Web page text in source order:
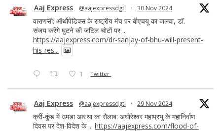
Aaj Express @aajexpressdgtl · 30 Nov 2024
वाराणसी: ऑर्थोपेडिक्स के राष्ट्रीय मंच पर बीएचयू का जलवा, डॉ.
संजय करेंगे घुटने की जटिल चोटों पर ...
https://aajexpress.com/dr-sanjay-of-bhu-will-present-
his-res...
1 Twitter
Aaj Express @aajexpressdgtl · 29 Nov 2024
क्रीं-कुंड में उमड़ा आस्था का सैलाब: अघोरेश्वर महाप्रभु के महानिर्वाण
दिवस पर देश-विदेश के ... https://aajexpress.com/flood-of-